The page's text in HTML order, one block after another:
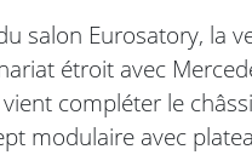
salon Eurosatory, la
étroit avec
compléter le
modulaire avec